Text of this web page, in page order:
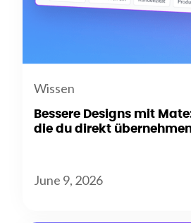
Wissen
Bessere Designs mit Mate: 5 Prompts,
die du direkt
June 9, 2026